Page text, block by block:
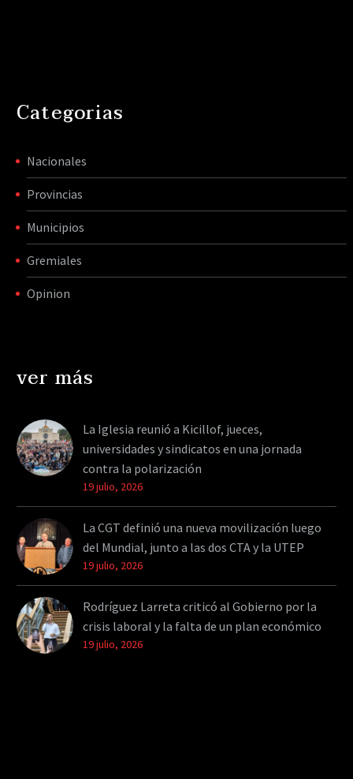
Categorias
Nacionales
Provincias
Municipios
Gremiales
Opinion
ver más
La Iglesia reunió a Kicillof, jueces,
universidades y sindicatos en una jornada
contra la polarización
19 julio, 2026
La CGT definió una nueva movilización luego
del Mundial, junto a las dos CTA y la UTEP
19 julio, 2026
Rodríguez Larreta criticó al Gobierno por la
crisis laboral y la falta de un plan económico
19 julio, 2026